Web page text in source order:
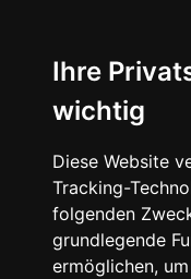
Ihre
wichtig
Diese Website
Tracking-
folgenden
grundlegende
ermöglichen,